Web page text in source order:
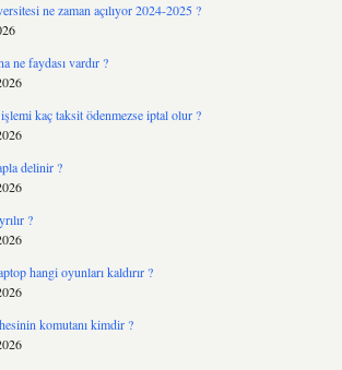
ne zaman açılıyor 2024-2025 ?
ne faydası vardır ?
işlemi kaç taksit ödenmezse iptal olur ?
delinir ?
?
hangi oyunları kaldırır ?
komutanı kimdir ?